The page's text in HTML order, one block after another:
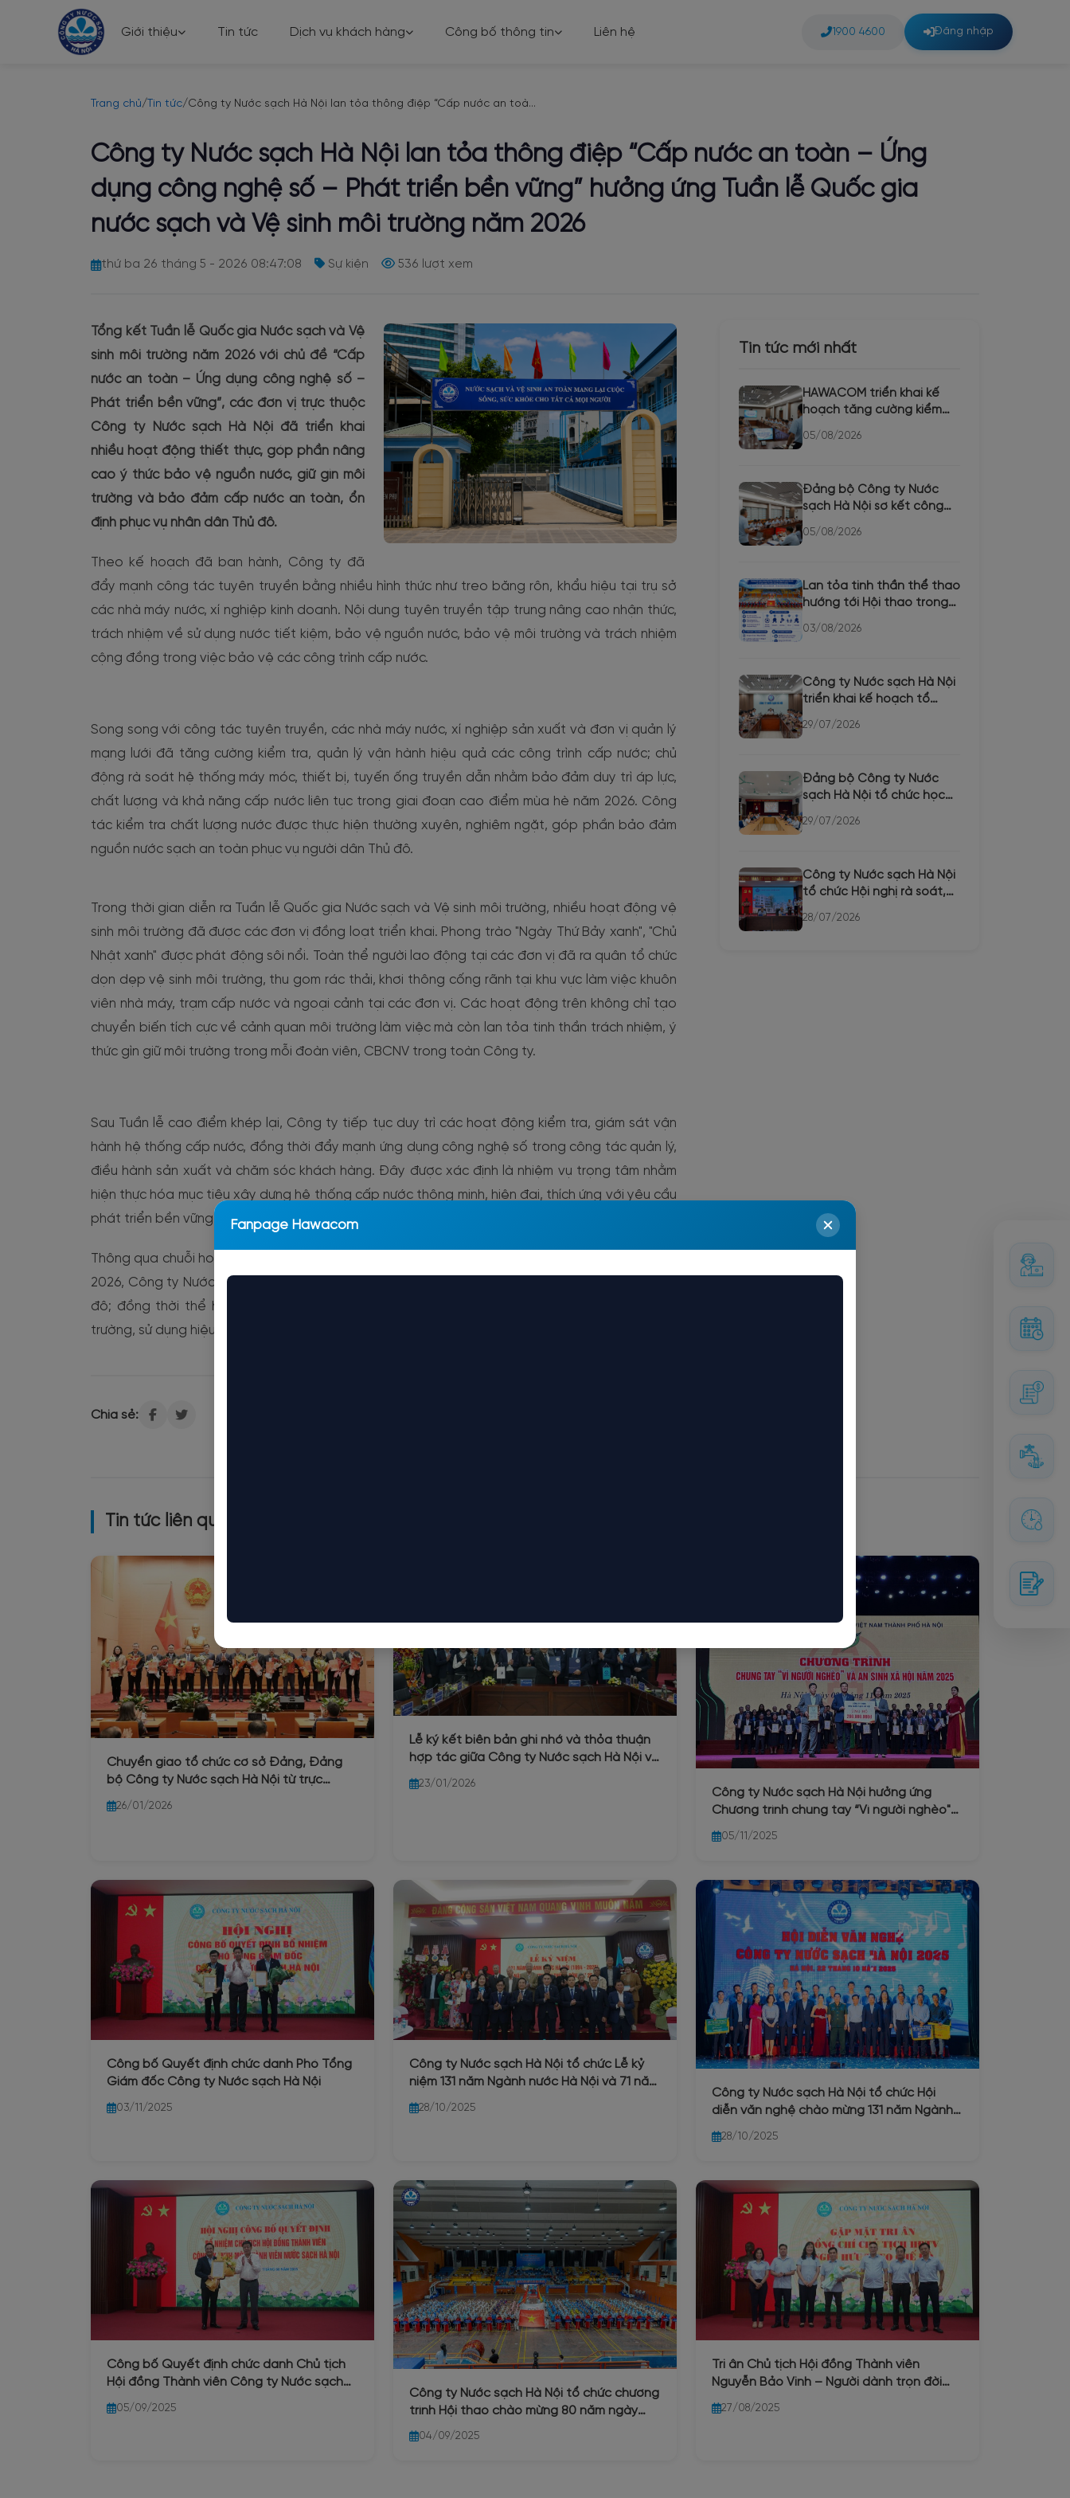
Giới thiệu Tin tức Dịch vụ khách hàng Công bố thông tin Liên hệ 1900 4600 Đăng nhập
Trang chủ/ Tin tức/Công ty Nước sạch Hà Nội lan tỏa thông điệp “Cấp nước an toà...
Công ty Nước sạch Hà Nội lan tỏa thông điệp “Cấp nước an toàn – Ứng
dụng công nghệ số – Phát triển bền vững” hưởng ứng Tuần lễ Quốc gia
nước sạch và Vệ sinh môi trường năm 2026
thứ ba 26 tháng 5 - 2026 08:47:08 Sự kiện 536 lượt xem
Tổng kết Tuần lễ Quốc gia Nước sạch và Vệ
sinh môi trường năm 2026 với chủ đề “Cấp
nước an toàn – Ứng dụng công nghệ số –
Phát triển bền vững”, các đơn vị trực thuộc
Công ty Nước sạch Hà Nội đã triển khai
nhiều hoạt động thiết thực, góp phần nâng
cao ý thức bảo vệ nguồn nước, giữ gìn môi
trường và bảo đảm cấp nước an toàn, ổn
định phục vụ nhân dân Thủ đô.
Theo kế hoạch đã ban hành, Công ty đã
đẩy mạnh công tác tuyên truyền bằng nhiều hình thức như treo băng rôn, khẩu hiệu tại trụ sở
các nhà máy nước, xí nghiệp kinh doanh. Nội dung tuyên truyền tập trung nâng cao nhận thức,
trách nhiệm về sử dụng nước tiết kiệm, bảo vệ nguồn nước, bảo vệ môi trường và trách nhiệm
cộng đồng trong việc bảo vệ các công trình cấp nước.
Song song với công tác tuyên truyền, các nhà máy nước, xí nghiệp sản xuất và đơn vị quản lý
mạng lưới đã tăng cường kiểm tra, quản lý vận hành hiệu quả các công trình cấp nước; chủ
động rà soát hệ thống máy móc, thiết bị, tuyến ống truyền dẫn nhằm bảo đảm duy trì áp lực,
chất lượng và khả năng cấp nước liên tục trong giai đoạn cao điểm mùa hè năm 2026. Công
tác kiểm tra chất lượng nước được thực hiện thường xuyên, nghiêm ngặt, góp phần bảo đảm
nguồn nước sạch an toàn phục vụ người dân Thủ đô.
Trong thời gian diễn ra Tuần lễ Quốc gia Nước sạch và Vệ sinh môi trường, nhiều hoạt động vệ
sinh môi trường đã được các đơn vị đồng loạt triển khai. Phong trào "Ngày Thứ Bảy xanh", "Chủ
Nhật xanh" được phát động sôi nổi. Toàn thể người lao động tại các đơn vị đã ra quân tổ chức
dọn dẹp vệ sinh môi trường, thu gom rác thải, khơi thông cống rãnh tại khu vực làm việc khuôn
viên nhà máy, trạm cấp nước và ngoại cảnh tại các đơn vị. Các hoạt động trên không chỉ tạo
chuyển biến tích cực về cảnh quan môi trường làm việc mà còn lan tỏa tinh thần trách nhiệm, ý
thức gìn giữ môi trường trong mỗi đoàn viên, CBCNV trong toàn Công ty.
Sau Tuần lễ cao điểm khép lại, Công ty tiếp tục duy trì các hoạt động kiểm tra, giám sát vận
hành hệ thống cấp nước, đồng thời đẩy mạnh ứng dụng công nghệ số trong công tác quản lý,
điều hành sản xuất và chăm sóc khách hàng. Đây được xác định là nhiệm vụ trọng tâm nhằm
hiện thực hóa mục tiêu xây dựng hệ thống cấp nước thông minh, hiện đại, thích ứng với yêu cầu
phát triển bền vững của Thủ đô trong giai đoạn mới.
Thông qua chuỗi hoạt động hưởng ứng Tuần lễ Quốc gia Nước sạch và Vệ sinh môi trường năm
2026, Công ty Nước sạch Hà Nội tiếp tục khẳng định vai trò là đơn vị cấp nước chủ lực của Thủ
đô; đồng thời thể hiện quyết tâm đồng hành cùng Thành phố trong công tác bảo vệ môi
trường, sử dụng hiệu quả tài nguyên nước và nâng cao chất lượng phục vụ nhân dân.
Chia sẻ:
Tin tức mới nhất
HAWACOM triển khai kế
hoạch tăng cường kiểm
th...
05/08/2026
Đảng bộ Công ty Nước
sạch Hà Nội sơ kết công
triể...
05/08/2026
Lan tỏa tinh thần thể thao
hướng tới Hội thao trong
03/08/2026
Công ty Nước sạch Hà Nội
triển khai kế hoạch tổ
29/07/2026
Đảng bộ Công ty Nước
sạch Hà Nội tổ chức học
29/07/2026
Công ty Nước sạch Hà Nội
tổ chức Hội nghị rà soát,
28/07/2026
Tin tức liên quan
Chuyển giao tổ chức cơ sở Đảng, Đảng
bộ Công ty Nước sạch Hà Nội từ trực
thuộc Đảng bộ UBND Thành phố Hà Nội
về trực thuộc Đảng bộ phường Ba Đình
26/01/2026
Lễ ký kết biên bản ghi nhớ và thỏa thuận
hợp tác giữa Công ty Nước sạch Hà Nội và
trường Đại học Xây dựng
23/01/2026
Công ty Nước sạch Hà Nội hưởng ứng
Chương trình chung tay “Vì người nghèo"
và an sinh xã hội năm 2025
05/11/2025
Công bố Quyết định chức danh Phó Tổng
Giám đốc Công ty Nước sạch Hà Nội
03/11/2025
Công ty Nước sạch Hà Nội tổ chức Lễ kỷ
niệm 131 năm Ngành nước Hà Nội và 71 năm
ngày truyền thống Công ty 25/10/2025
28/10/2025
Công ty Nước sạch Hà Nội tổ chức Hội
diễn văn nghệ chào mừng 131 năm Ngành
nước Hà Nội (1894 – 2025) và 71 năm ngày
thành lập Công ty Nước sạch Hà Nội
28/10/2025
Công bố Quyết định chức danh Chủ tịch
Hội đồng Thành viên Công ty Nước sạch
Hà Nội
05/09/2025
Công ty Nước sạch Hà Nội tổ chức chương
trình Hội thao chào mừng 80 năm ngày
Quốc khánh 2/9
04/09/2025
Tri ân Chủ tịch Hội đồng Thành viên
Nguyễn Bảo Vinh – Người dành trọn đời
cống hiến cho ngành nước Thủ đô
27/08/2025
Fanpage Hawacom